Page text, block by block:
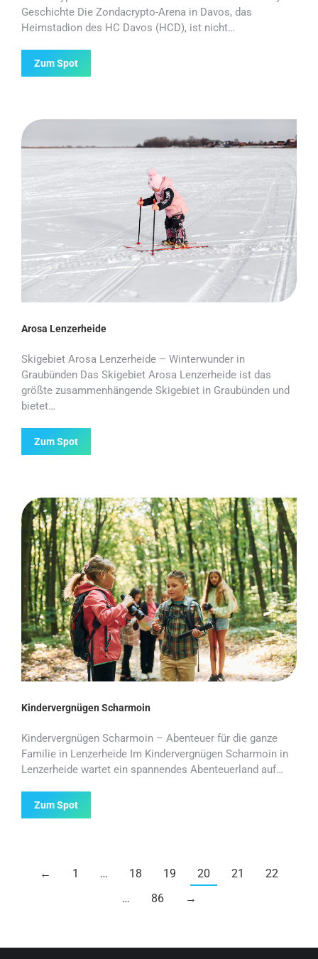
Geschichte Die Zondacrypto-Arena in Davos, das
Heimstadion des HC Davos (HCD), ist nicht…
Zum Spot
Arosa Lenzerheide
Skigebiet Arosa Lenzerheide – Winterwunder in
Graubünden Das Skigebiet Arosa Lenzerheide ist das
größte zusammenhängende Skigebiet in Graubünden und
bietet…
Zum Spot
Kindervergnügen Scharmoin
Kindervergnügen Scharmoin – Abenteuer für die ganze
Familie in Lenzerheide Im Kindervergnügen Scharmoin in
Lenzerheide wartet ein spannendes Abenteuerland auf…
Zum Spot
← 1 … 18 19 20 21
22
…
86 →